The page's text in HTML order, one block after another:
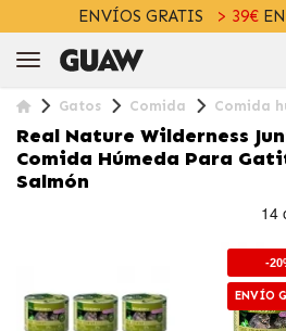
ENVÍOS GRATIS > 39€EN
Gatos Comida Comida
Real Nature Wilderness
Comida Húmeda Para
Salmón
-
ENVÍO